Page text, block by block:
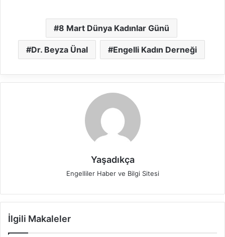
8 Mart Dünya Kadınlar Günü
Dr. Beyza Ünal Engelli Kadın Derneği
Yaşadıkça
Engelliler Haber ve Bilgi Sitesi
İlgili Makaleler